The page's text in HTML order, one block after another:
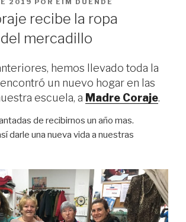
2019 POR EIM DUENDE
recibe la ropa
mercadillo
hemos llevado toda la
un nuevo hogar en las
escuela, a Madre Coraje.
de recibirnos un año mas.
darle una nueva vida a nuestras